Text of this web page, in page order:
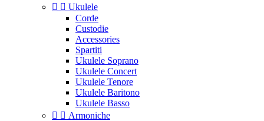
  Ukulele
Corde
Custodie
Accessories
Spartiti
Ukulele Soprano
Ukulele Concert
Ukulele Tenore
Ukulele Baritono
Ukulele Basso
  Armoniche